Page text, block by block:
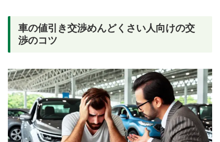
車の値引き交渉めんどくさい人向けの交
渉のコツ